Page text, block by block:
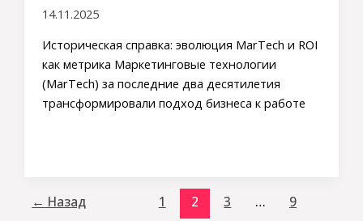
14.11.2025
Историческая справка: эволюция MarTech и ROI
как метрика Маркетинговые технологии
(MarTech) за последние два десятилетия
трансформировали подход бизнеса к работе
← Назад 1 2 3 …
9